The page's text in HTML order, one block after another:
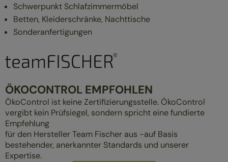
Schwerpunkt Schlafzimmermöbel
Betten, Kleiderschränke, Nachttische
Sonderanfertigungen
ÖKOCONTROL EMPFOHLEN
ÖkoControl ist keine Zertifizierungsstelle. ÖkoControl
vergibt kein Prüfsiegel, sondern spricht eine fundierte
Empfehlung
für den Hersteller Team Fischer aus -auf Basis
bestehender, anerkannter Standards und unserer
Expertise.